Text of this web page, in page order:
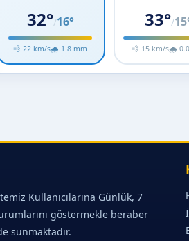
32°/16°
💨 22 km/s🌧 1.8 mm
33°/
💨 15 km/s🌧
Kullanıcılarına Günlük, 7
göstermekle beraber
sunmaktadır.